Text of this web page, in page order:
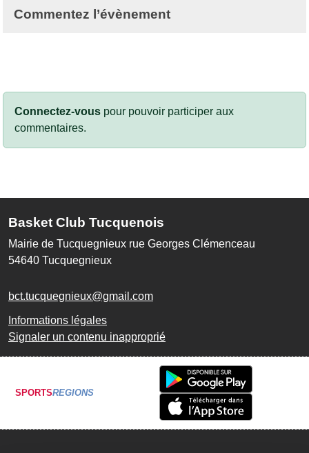
Commentez l’évènement
Connectez-vous pour pouvoir participer aux
commentaires.
Basket Club Tucquenois
Mairie de Tucquegnieux rue Georges Clémenceau
54640 Tucquegnieux
bct.tucquegnieux@gmail.com
Informations légales
Signaler un contenu inapproprié
SPORTSREGIONS